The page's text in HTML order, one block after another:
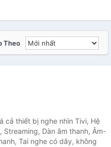
Theo
cả thiết bị nghe nhìn Tivi, Hệ
Dàn âm thanh, Âm-
Tai nghe có dây, không